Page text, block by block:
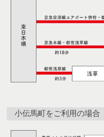
小伝馬町をご利用の場合